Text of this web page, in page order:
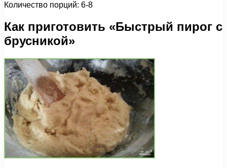
Количество порций: 6-8
Как приготовить «Быстрый пирог с
брусникой»